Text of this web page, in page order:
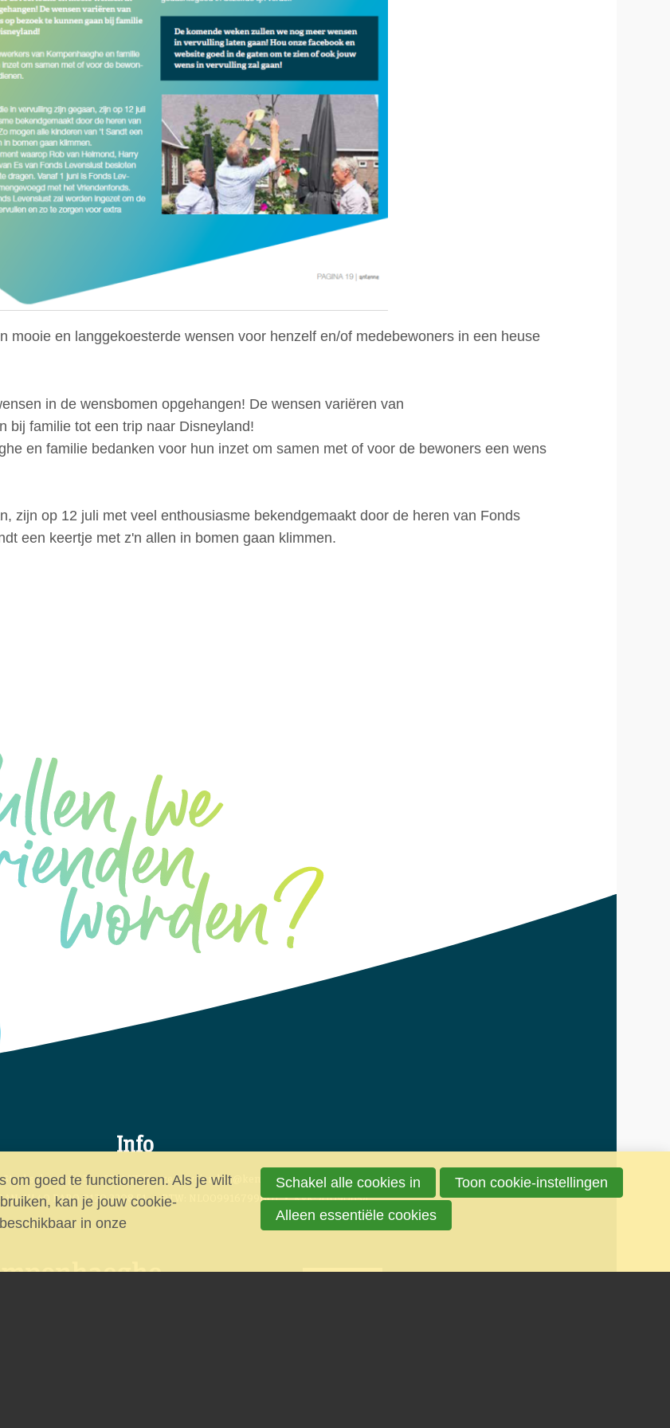
mooie en langgekoesterde wensen voor henzelf en/of medebewoners in een heuse
in de wensbomen opgehangen! De wensen variëren van
bij familie tot een trip naar Disneyland!
en familie bedanken voor hun inzet om samen met of voor de bewoners een wens
zijn op 12 juli met veel enthousiasme bekendgemaakt door de heren van Fonds
een keertje met z'n allen in bomen gaan klimmen.
Info
Sterkselseweg 65 5591 VE Heeze
vrienden@kempenhaeghe.nl
NL40 RABO 0120 3208 51 BTW: NL009916799B01 KvK: 41090654
om goed te functioneren. Als je wilt
kan je jouw cookie-
in onze
Schakel alle cookies in Toon cookie-instellingen
Alleen essentiële cookies